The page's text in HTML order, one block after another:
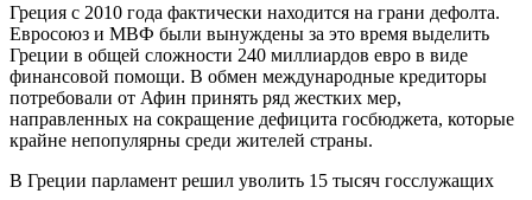
Греция с 2010 года фактически находится на грани дефолта.
Евросоюз и МВФ были вынуждены за это время выделить
Греции в общей сложности 240 миллиардов евро в виде
финансовой помощи. В обмен международные кредиторы
потребовали от Афин принять ряд жестких мер,
направленных на сокращение дефицита госбюджета, которые
крайне непопулярны среди жителей страны.
В Греции парламент решил уволить 15 тысяч госслужащих